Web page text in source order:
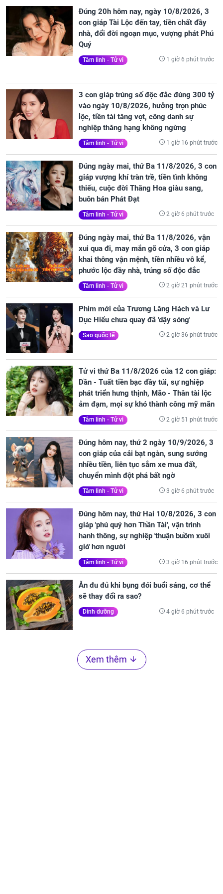
Đúng 20h hôm nay, ngày 10/8/2026, 3
con giáp Tài Lộc đến tay, tiền chất đầy
nhà, đổi đời ngoạn mục, vượng phát Phú
Quý
Tâm linh - Tử vi 1 giờ 6 phút trước
3 con giáp trúng số độc đắc đúng 300 tỷ
vào ngày 10/8/2026, hưởng trọn phúc
lộc, tiền tài tăng vọt, công danh sự
nghiệp thăng hạng không ngừng
Tâm linh - Tử vi 1 giờ 16 phút trước
Đúng ngày mai, thứ Ba 11/8/2026, 3 con
giáp vượng khí tràn trề, tiền tình không
thiếu, cuộc đời Thăng Hoa giàu sang,
buôn bán Phát Đạt
Tâm linh - Tử vi 2 giờ 6 phút trước
Đúng ngày mai, thứ Ba 11/8/2026, vận
xui qua đi, may mắn gõ cửa, 3 con giáp
khai thông vận mệnh, tiền nhiều vô kể,
phước lộc đầy nhà, trúng số độc đắc
Tâm linh - Tử vi 2 giờ 21 phút trước
Phim mới của Trương Lăng Hách và Lư
Dục Hiểu chưa quay đã 'dậy sóng'
Sao quốc tế 2 giờ 36 phút trước
Tử vi thứ Ba 11/8/2026 của 12 con giáp:
Dần - Tuất tiền bạc đầy túi, sự nghiệp
phát triển hưng thịnh, Mão - Thân tài lộc
ảm đạm, mọi sự khó thành công mỹ mãn
Tâm linh - Tử vi 2 giờ 51 phút trước
Đúng hôm nay, thứ 2 ngày 10/9/2026, 3
con giáp của cải bạt ngàn, sung sướng
nhiều tiền, liên tục sắm xe mua đất,
chuyển mình đột phá bất ngờ
Tâm linh - Tử vi 3 giờ 6 phút trước
Đúng hôm nay, thứ Hai 10/8/2026, 3 con
giáp 'phú quý hơn Thần Tài', vận trình
hanh thông, sự nghiệp 'thuận buồm xuôi
gió' hơn người
Tâm linh - Tử vi 3 giờ 16 phút trước
Ăn đu đủ khi bụng đói buổi sáng, cơ thể
sẽ thay đổi ra sao?
Dinh dưỡng 4 giờ 6 phút trước
Xem thêm